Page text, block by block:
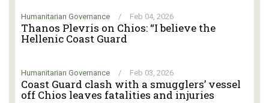
Humanitarian Governance / Feb 04, 2026
Thanos Plevris on Chios: “I believe the
Hellenic Coast Guard
Humanitarian Governance / Feb 03, 2026
Coast Guard clash with a smugglers’ vessel
off Chios leaves fatalities and injuries